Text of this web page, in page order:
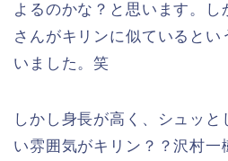
よるのかな？と思います。
さんがキリンに似ているとい
いました。笑
しかし身長が高く、シュッ
い雰囲気がキリン？？沢村一